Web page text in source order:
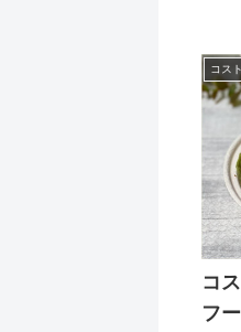
コス
コ
フ